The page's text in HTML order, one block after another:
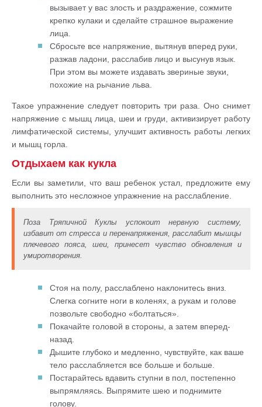
вызывает у вас злость и раздражение, сожмите
крепко кулаки и сделайте страшное выражение
лица.
Сбросьте все напряжение, вытянув вперед руки,
разжав ладони, расслабив лицо и высунув язык.
При этом вы можете издавать звериные звуки,
похожие на рычание льва.
Такое упражнение следует повторить три раза. Оно снимет
напряжение с мышц лица, шеи и груди, активизирует работу
лимфатической системы, улучшит активность работы легких
и мышц горла.
Отдыхаем как кукла
Если вы заметили, что ваш ребенок устал, предложите ему
выполнить это несложное упражнение на расслабление.
Поза Тряпичной Куклы успокоит нервную систему,
избавит от стресса и перенапряжения, расслабит мышцы
плечевого пояса, шеи, принесет чувство обновления и
умиротворения.
Стоя на полу, расслаблено наклонитесь вниз.
Слегка согните ноги в коленях, а рукам и голове
позвольте свободно «болтаться».
Покачайте головой в стороны, а затем вперед-
назад.
Дышите глубоко и медленно, чувствуйте, как ваше
тело расслабляется все больше и больше.
Постарайтесь вдавить ступни в пол, постепенно
выпрямляясь. Выпрямите шею и поднимите
голову.